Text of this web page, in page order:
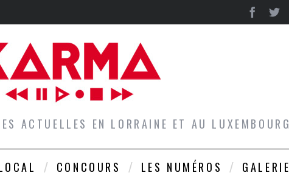
ACTUELLES EN LORRAINE ET AU LUXEMBOURG
CONCOURS LES NUMÉROS GALERIE